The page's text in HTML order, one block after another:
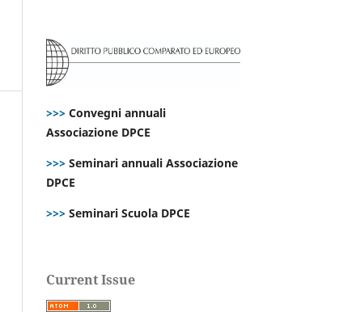
>>> Convegni annuali
Associazione DPCE
>>> Seminari annuali Associazione
DPCE
>>> Seminari Scuola DPCE
Current Issue